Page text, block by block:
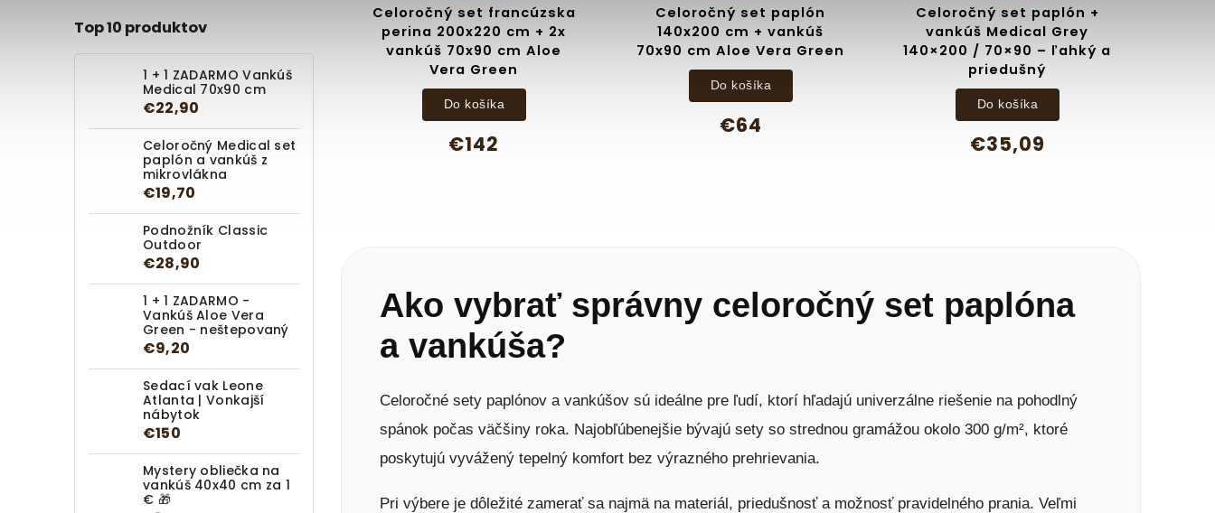
Top 10 produktov
1 + 1 ZADARMO Vankúš
Medical 70x90 cm
€22,90
Celoročný Medical set
paplón a vankúš z
mikrovlákna
€19,70
Podnožník Classic
Outdoor
€28,90
1 + 1 ZADARMO -
Vankúš Aloe Vera
Green - neštepovaný
€9,20
Sedací vak Leone
Atlanta | Vonkajší
nábytok
€150
Mystery obliečka na
vankúš 40x40 cm za 1
€ 🎁
Celoročný set francúzska
perina 200x220 cm + 2x
vankúš 70x90 cm Aloe
Vera Green
€142
Do košíka
Celoročný set paplón
140x200 cm + vankúš
70x90 cm Aloe Vera Green
€64
Do košíka
Celoročný set paplón +
vankúš Medical Grey
140×200 / 70×90 – ľahký a
priedušný
€35,09
Do košíka
Ako vybrať správny celoročný set paplóna
a vankúša?
Celoročné sety paplónov a vankúšov sú ideálne pre ľudí, ktorí hľadajú univerzálne riešenie na pohodlný
spánok počas väčšiny roka. Najobľúbenejšie bývajú sety so strednou gramážou okolo 300 g/m², ktoré
poskytujú vyvážený tepelný komfort bez výrazného prehrievania.
Pri výbere je dôležité zamerať sa najmä na materiál, priedušnosť a možnosť pravidelného prania. Veľmi